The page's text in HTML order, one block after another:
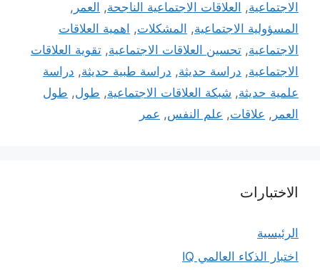
الاجتماعية, العلاقات الاجتماعية الناجحة, العمر ,
المسؤولية الاجتماعية, المشكلات, اهمية العلاقات
الاجتماعية, تحسين العلاقات الاجتماعية, تقوية العلاقات
الاجتماعية, دراسة حديثة, دراسة طبية حديثة, دراسة
علمية حديثة, شبكة العلاقات الاجتماعية, طول, طول
العمر , علاقات, علم النفس, عمر
الاختبارات
الرئيسية
اختبار الذكاء العالمي IQ